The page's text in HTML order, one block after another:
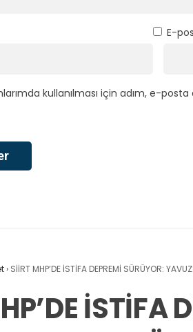
E-
kullanılması için adım, e-
› SİİRT MHP’DE İSTİFA DEPREMİ SÜRÜYOR:
İSTİFA